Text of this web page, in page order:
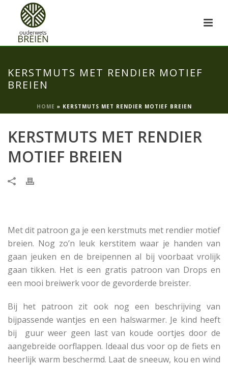
KERSTMUTS MET RENDIER MOTIEF
BREIEN
HOME » KERSTMUTS MET RENDIER MOTIEF BREIEN
KERSTMUTS MET RENDIER
MOTIEF BREIEN
Met dit patroon ga je een kerstmuts met rendier motief
breien. Nog zo’n leuk kerstitem waar je handen van
gaan jeuken en de breipennen al bij voorbaat vrolijk
gaan tikken. Het is een gratis patroon van Drops en
een mooi breiwerk voor de gevorderde breister.
Bij het patroon zit ook nog een beschrijving van
bijpassende wantjes en een halswarmer. Je kind heeft
bij guur weer geen last van koude oortjes door de
aangebreide oorflappen. Ideaal dus voor op de fiets en
heerlijk warm beschermd. Laat de sneeuw, kou en wind